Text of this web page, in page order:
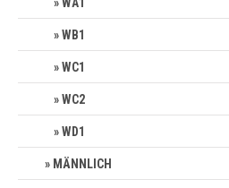
WB1
WC1
WC2
WD1
MÄNNLICH